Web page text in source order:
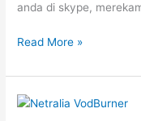
anda di skype,
Movavi
Capture
Studio
23.2.2
Read More »